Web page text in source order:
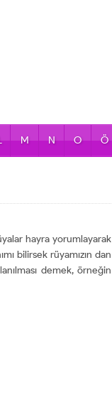
M N O Ö
hayra yorumlayarak
bilirsek rüyamızın dan
demek, örneğin